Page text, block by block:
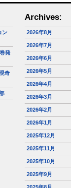
ン
発
奇
Archives:
2026年8月
2026年7月
2026年6月
2026年5月
2026年4月
2026年3月
2026年2月
2026年1月
2025年12月
2025年11月
2025年10月
2025年9月